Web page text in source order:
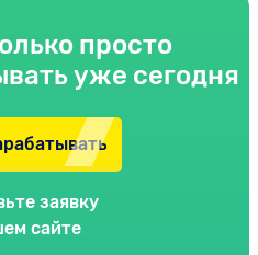
просто
уже сегодня
заявку
сайте